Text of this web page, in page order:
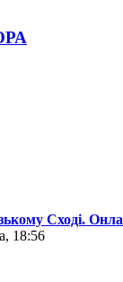
Сході.
18:56